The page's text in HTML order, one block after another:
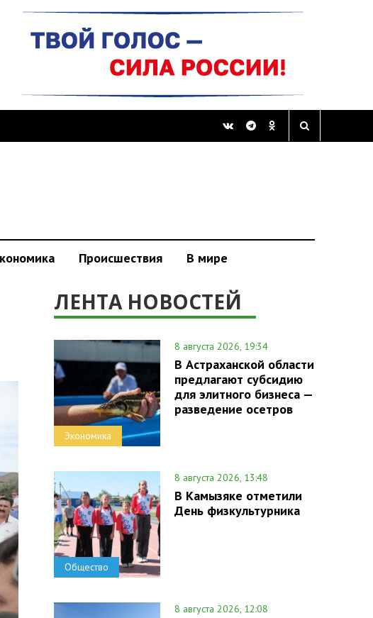
Происшествия В мире
ЛЕНТА НОВОСТЕЙ
Экономика
8 августа 2026, 19:34
В Астраханской области
предлагают субсидию
для элитного бизнеса —
разведение осетров
Общество
8 августа 2026, 13:48
В Камызяке отметили
День физкультурника
8 августа 2026, 12:08